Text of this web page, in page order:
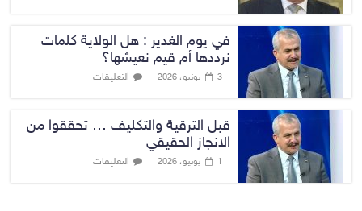
في يوم الغدير : هل الولاية كلمات
نرددها أم قيم نعيشها؟
3 يونيو، 2026 التعليقات
قبل الترقية والتكليف … تحققوا من
الانجاز الحقيقي
1 يونيو، 2026 التعليقات